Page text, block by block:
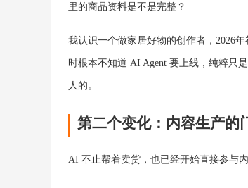
里的商品资料是不是完整？
我认识一个做家居好物的创作者，2026
时根本不知道 AI Agent 要上线，纯粹只
人的。
第二个变化：内容生产的
AI 不止帮着卖货，也已经开始直接参与内